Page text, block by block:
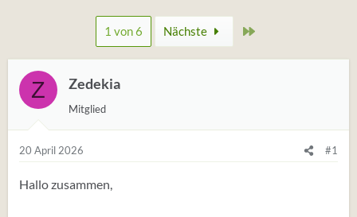
t
e
r
n
m
S
t
1 von 6 Nächste
Z Zedekia
Mitglied
20 April 2026 #1
Hallo zusammen,